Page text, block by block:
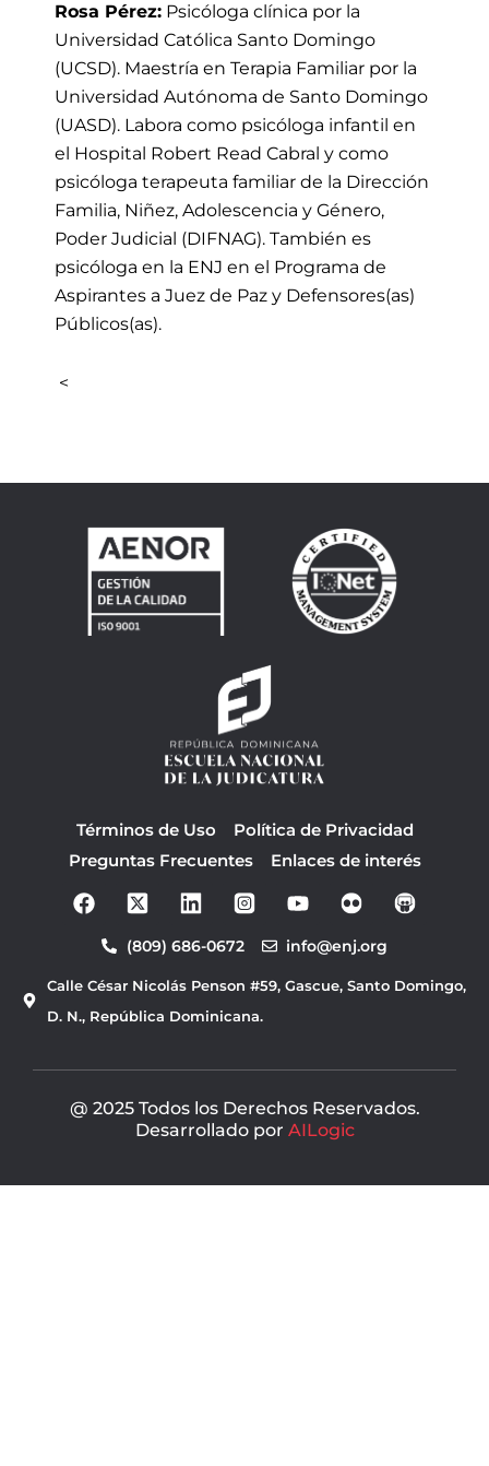
Rosa Pérez: Psicóloga clínica por la
Universidad Católica Santo Domingo
(UCSD). Maestría en Terapia Familiar por la
Universidad Autónoma de Santo Domingo
(UASD). Labora como psicóloga infantil en
el Hospital Robert Read Cabral y como
psicóloga terapeuta familiar de la Dirección
Familia, Niñez, Adolescencia y Género,
Poder Judicial (DIFNAG). También es
psicóloga en la ENJ en el Programa de
Aspirantes a Juez de Paz y Defensores(as)
Públicos(as).
<
Términos de Uso
Política de Privacidad
Preguntas Frecuentes
Enlaces de interés
F
a
b
o
o
o
t
b
(809) 686-0672 info@enj.org
Calle César Nicolás Penson #59, Gascue, Santo Domingo,
D. N., República Dominicana.
@ 2025 Todos los Derechos Reservados.
Desarrollado por AILogic